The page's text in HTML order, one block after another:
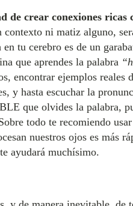
de crear conexiones ricas
contexto ni matiz alguno,
tu cerebro es de un
que aprendes la palabra
encontrar ejemplos reales
y hasta escuchar la
que olvides la palabra,
todo te recomiendo
nuestros ojos es más
ayudará muchísimo.